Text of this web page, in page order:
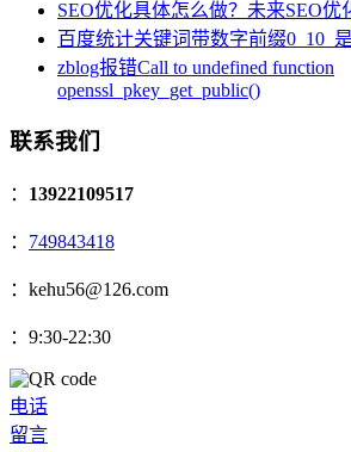
SEO优化具体怎么做？未来SEO优
百度统计关键词带数字前缀0_10_
zblog报错Call to undefined function
openssl_pkey_get_public()
联系我们
： 13922109517
： 749843418
：kehu56@126.com
：9:30-22:30
电话
留言